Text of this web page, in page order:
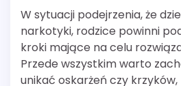
W sytuacji podejrzenia, że
narkotyki, rodzice powinni
kroki mające na celu
Przede wszystkim warto
unikać oskarżeń czy